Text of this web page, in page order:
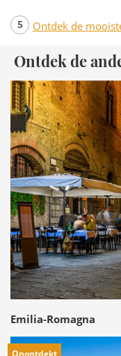
Ontdek de
Ontdek de
Emilia-Romagna